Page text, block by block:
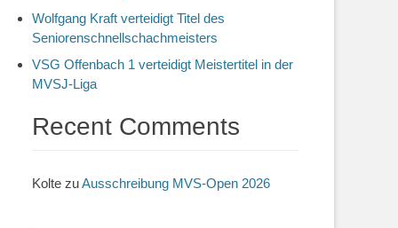
Wolfgang Kraft verteidigt Titel des
Seniorenschnellschachmeisters
VSG Offenbach 1 verteidigt Meistertitel in der
MVSJ-Liga
Recent Comments
Kolte zuAusschreibung MVS-Open 2026